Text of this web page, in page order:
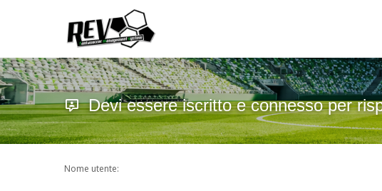
Devi essere iscritto e connesso per
Nome utente: